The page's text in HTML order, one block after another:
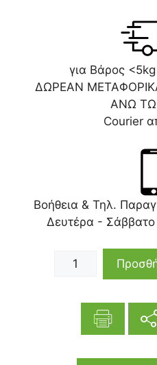
για Βάρος
ΔΩΡΕΑΝ
ΑΝΩ
Courier
Βοήθεια & Τηλ.
Δευτέρα -